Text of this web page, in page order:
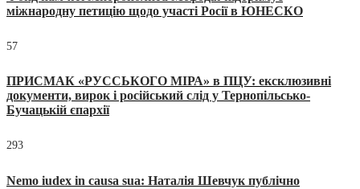
міжнародну петицію щодо участі Росії в ЮНЕСКО
57
ПРИСМАК «РУССЬКОГО МІРА» в ПЦУ: ексклюзивні
документи, вирок і російський слід у Тернопільсько-
Бучацькій єпархії
293
Nemo iudex in causa sua: Наталія Шевчук публічно